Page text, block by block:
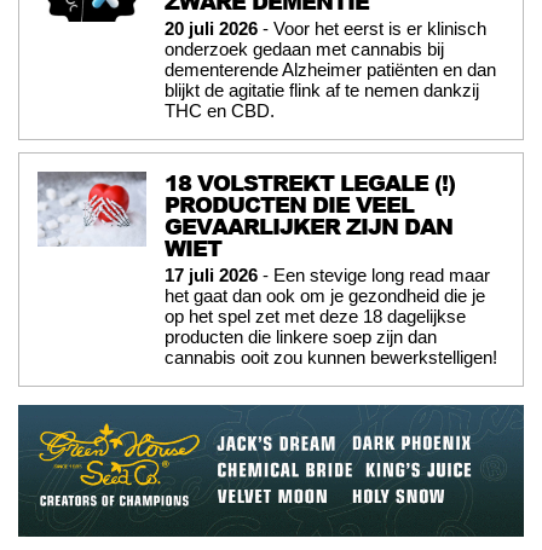
20 juli 2026 - Voor het eerst is er klinisch
onderzoek gedaan met cannabis bij
dementerende Alzheimer patiënten en dan
blijkt de agitatie flink af te nemen dankzij
THC en CBD.
18 VOLSTREKT LEGALE (!)
PRODUCTEN DIE VEEL
GEVAARLIJKER ZIJN DAN
WIET
17 juli 2026 - Een stevige long read maar
het gaat dan ook om je gezondheid die je
op het spel zet met deze 18 dagelijkse
producten die linkere soep zijn dan
cannabis ooit zou kunnen bewerkstelligen!